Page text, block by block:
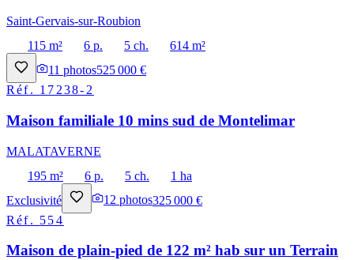
Saint-Gervais-sur-Roubion
115 m²
6 p. 5 ch.
614 m²
11 photos525 000 €
Réf. 17238-2
Maison familiale 10 mins sud de Montelimar
MALATAVERNE
195 m²
6 p. 5 ch.
1 ha
Exclusivité
12 photos325 000 €
Réf. 554
Maison de plain-pied de 122 m² hab sur un Terrain